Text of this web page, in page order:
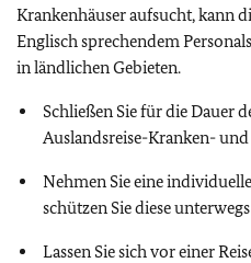
Krankenhäuser aufsucht, kann
Englisch sprechendem
in ländlichen Gebieten.
Schließen Sie für die Dauer
Auslandsreise-Kranken-
Nehmen Sie eine
schützen Sie diese
Lassen Sie sich vor einer